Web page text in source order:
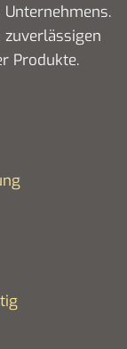
zuverlässigen
Produkte.